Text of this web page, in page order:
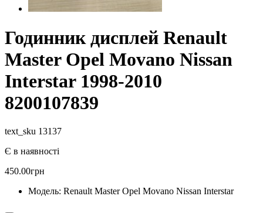
Годинник дисплей Renault
Master Opel Movano Nissan
Interstar 1998-2010
8200107839
text_sku 13137
Є в наявності
450.00грн
Модель: Renault Master Opel Movano Nissan Interstar